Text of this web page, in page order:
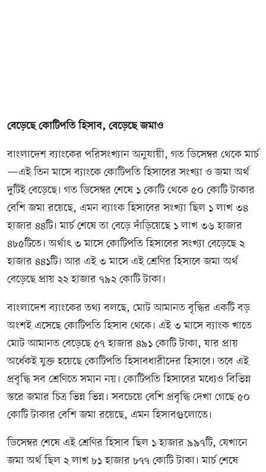
বেড়েছে কোটিপতি হিসাব, বেড়েছে জমাও
বাংলাদেশ ব্যাংকের পরিসংখ্যান অনুযায়ী, গত ডিসেম্বর থেকে মার্চ
—এই তিন মাসে ব্যাংকে কোটিপতি হিসাবের সংখ্যা ও জমা অর্থ
দুটিই বেড়েছে। গত ডিসেম্বর শেষে ১ কোটি থেকে ৫০ কোটি টাকার
বেশি জমা রয়েছে, এমন ব্যাংক হিসাবের সংখ্যা ছিল ১ লাখ ৩৪
হাজার ৪৪টি। মার্চ শেষে তা বেড়ে দাঁড়িয়েছে ১ লাখ ৩৬ হাজার
৪৮৫টিতে। অর্থাৎ ৩ মাসে কোটিপতি হিসাবের সংখ্যা বেড়েছে ২
হাজার ৪৪১টি। আর এই ৩ মাসে এই শ্রেণির হিসাবে জমা অর্থ
বেড়েছে প্রায় ২২ হাজার ৭৯২ কোটি টাকা।
বাংলাদেশ ব্যাংকের তথ্য বলছে, মোট আমানত বৃদ্ধির একটি বড়
অংশই এসেছে কোটিপতি হিসাব থেকে। এই ৩ মাসে ব্যাংক খাতে
মোট আমানত বেড়েছে ৫৭ হাজার ৪৯১ কোটি টাকা, যার প্রায়
অর্ধেকই যুক্ত হয়েছে কোটিপতি হিসাবধারীদের হিসাবে। তবে এই
প্রবৃদ্ধি সব শ্রেণিতে সমান নয়। কোটিপতি হিসাবের মধ্যেও বিভিন্ন
স্তরে জমার চিত্র ভিন্ন ভিন্ন। সবচেয়ে বেশি প্রবৃদ্ধি দেখা গেছে ৫০
কোটি টাকার বেশি জমা রয়েছে, এমন হিসাবগুলোতে।
ডিসেম্বর শেষে এই শ্রেণির হিসাব ছিল ১ হাজার ৯৯৭টি, যেখানে
জমা অর্থ ছিল ২ লাখ ৮১ হাজার ৮৭৭ কোটি টাকা। মার্চ শেষে